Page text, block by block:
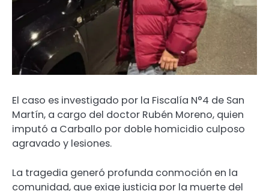
El caso es investigado por la Fiscalía N°4 de San
Martín, a cargo del doctor Rubén Moreno, quien
imputó a Carballo por doble homicidio culposo
agravado y lesiones.
La tragedia generó profunda conmoción en la
comunidad, que exige justicia por la muerte del